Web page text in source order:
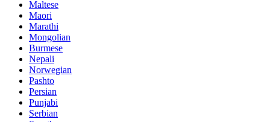
Maltese
Maori
Marathi
Mongolian
Burmese
Nepali
Norwegian
Pashto
Persian
Punjabi
Serbian